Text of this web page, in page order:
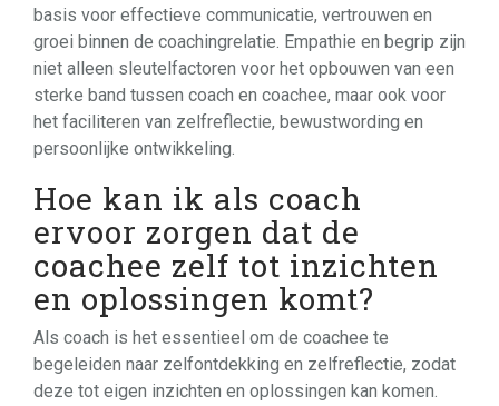
basis voor effectieve communicatie, vertrouwen en
groei binnen de coachingrelatie. Empathie en begrip zijn
niet alleen sleutelfactoren voor het opbouwen van een
sterke band tussen coach en coachee, maar ook voor
het faciliteren van zelfreflectie, bewustwording en
persoonlijke ontwikkeling.
Hoe kan ik als coach
ervoor zorgen dat de
coachee zelf tot inzichten
en oplossingen komt?
Als coach is het essentieel om de coachee te
begeleiden naar zelfontdekking en zelfreflectie, zodat
deze tot eigen inzichten en oplossingen kan komen.